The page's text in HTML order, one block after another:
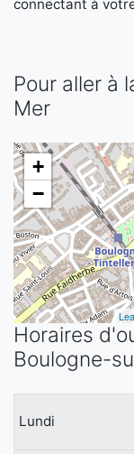
connectant à
Pour aller à
Mer
+
−
Horaires
Boulogne-
Lundi